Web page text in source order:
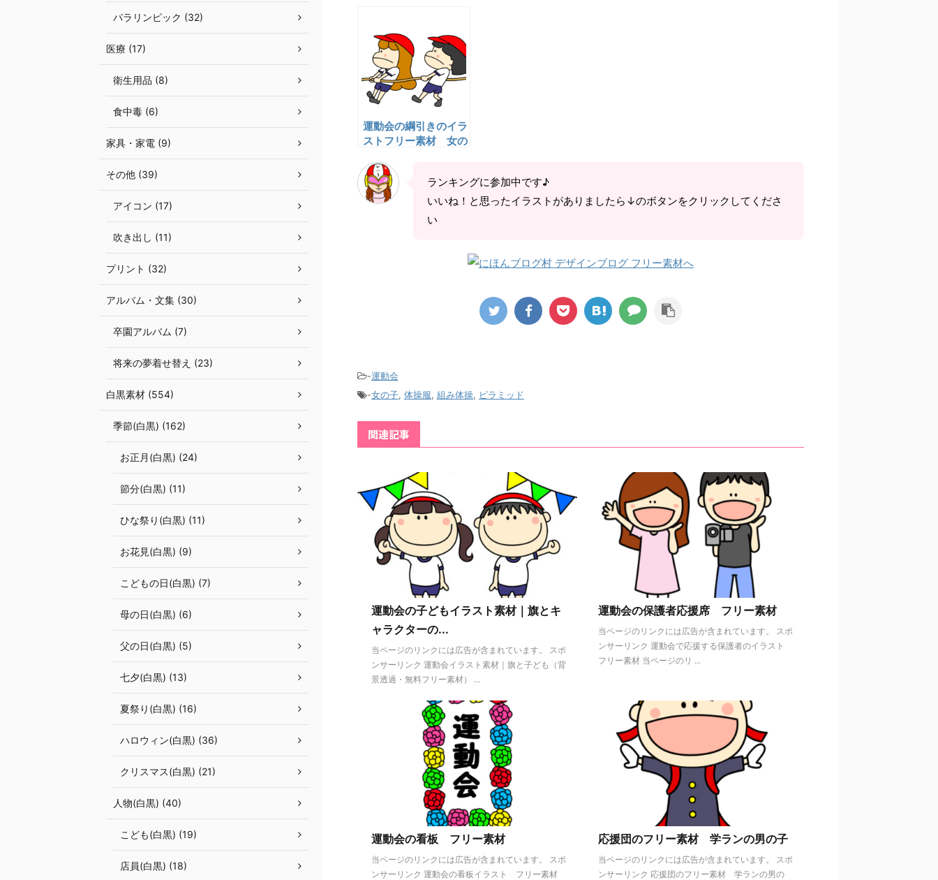
運動会の綱引きのイラ
ストフリー素材 女の
ランキングに参加中です♪
いいね！と思ったイラストがありましたら↓のボタンをクリックしてくださ
い
-運動会
-女の子, 体操服, 組み体操, ピラミッド
関連記事
運動会の子どもイラスト素材｜旗とキ
ャラクターの...
当ページのリンクには広告が含まれています。 スポ
ンサーリンク 運動会イラスト素材｜旗と子ども（背
景透過・無料フリー素材） ...
運動会の保護者応援席 フリー素材
当ページのリンクには広告が含まれています。 スポ
ンサーリンク 運動会で応援する保護者のイラスト
フリー素材 当ページのリ ...
運動会の看板 フリー素材
当ページのリンクには広告が含まれています。 スポ
ンサーリンク 運動会の看板イラスト フリー素材
応援団のフリー素材 学ランの男の子
当ページのリンクには広告が含まれています。 スポ
ンサーリンク 応援団のフリー素材 学ランの男の
パラリンピック (32)
医療 (17)
衛生用品 (8)
食中毒 (6)
家具・家電 (9)
その他 (39)
アイコン (17)
吹き出し (11)
プリント (32)
アルバム・文集 (30)
卒園アルバム (7)
将来の夢着せ替え (23)
白黒素材 (554)
季節(白黒) (162)
お正月(白黒) (24)
節分(白黒) (11)
ひな祭り(白黒) (11)
お花見(白黒) (9)
こどもの日(白黒) (7)
母の日(白黒) (6)
父の日(白黒) (5)
七夕(白黒) (13)
夏祭り(白黒) (16)
ハロウィン(白黒) (36)
クリスマス(白黒) (21)
人物(白黒) (40)
こども(白黒) (19)
店員(白黒) (18)